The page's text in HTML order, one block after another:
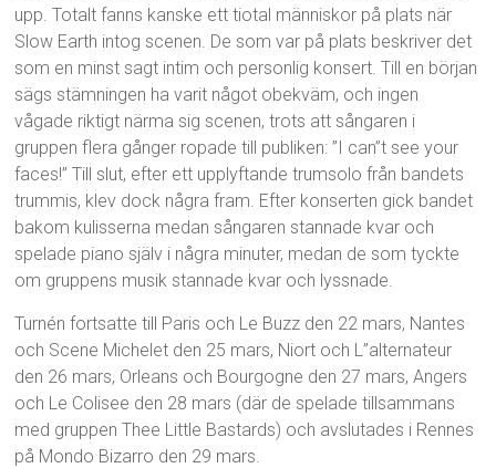
upp. Totalt fanns kanske ett tiotal människor på plats när
Slow Earth intog scenen. De som var på plats beskriver det
som en minst sagt intim och personlig konsert. Till en början
sägs stämningen ha varit något obekväm, och ingen
vågade riktigt närma sig scenen, trots att sångaren i
gruppen flera gånger ropade till publiken: ”I can”t see your
faces!” Till slut, efter ett upplyftande trumsolo från bandets
trummis, klev dock några fram. Efter konserten gick bandet
bakom kulisserna medan sångaren stannade kvar och
spelade piano själv i några minuter, medan de som tyckte
om gruppens musik stannade kvar och lyssnade.
Turnén fortsatte till Paris och Le Buzz den 22 mars, Nantes
och Scene Michelet den 25 mars, Niort och L”alternateur
den 26 mars, Orleans och Bourgogne den 27 mars, Angers
och Le Colisee den 28 mars (där de spelade tillsammans
med gruppen Thee Little Bastards) och avslutades i Rennes
på Mondo Bizarro den 29 mars.